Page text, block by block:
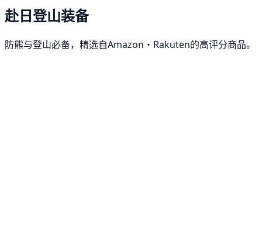
赴日登山装备
防熊与登山必备，精选自Amazon・Rakuten的高评分商品。